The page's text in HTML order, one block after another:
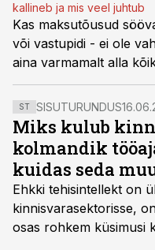
kallineb ja mis veel juhtub
Kas maksutõusud
või vastupidi - ei ole
aina varmamalt alla
eluasemeturu tõus
ütlevad, millal järelturu
uusarenduste hinnad
ST SISUTURUNDUS
Miks kulub
kolmandik
kuidas seda
Ehkki tehisintellekt on
kinnisvarasektorisse,
osas rohkem küsimusi